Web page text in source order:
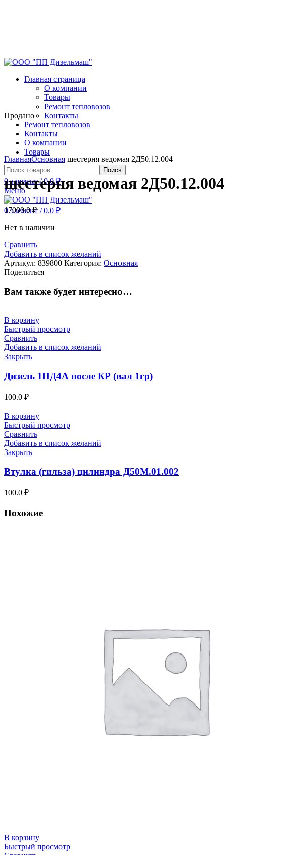
Главная страница
О компании
Товары
Ремонт тепловозов
Контакты
Ремонт тепловозов
Контакты
О компании
Товары
Поиск
0элемент / 0.0₽
Меню
0элемент / 0.0 ₽
Продано
Нажмите, чтобы увеличить
ГлавнаяОсновная шестерня ведомая 2Д50.12.004
шестерня ведомая 2Д50.12.004
17000.0₽
Нет в наличии
Сравнить
Добавить в список желаний
Артикул: 839800 Категория: Основная
Поделиться
Вам также будет интересно…
В корзину
Быстрый просмотр
Сравнить
Добавить в список желаний
Закрыть
Дизель 1ПД4А после КР (вал 1гр)
100.0 ₽
В корзину
Быстрый просмотр
Сравнить
Добавить в список желаний
Закрыть
Втулка (гильза) цилиндра Д50М.01.002
100.0 ₽
Похожие
В корзину
Быстрый просмотр